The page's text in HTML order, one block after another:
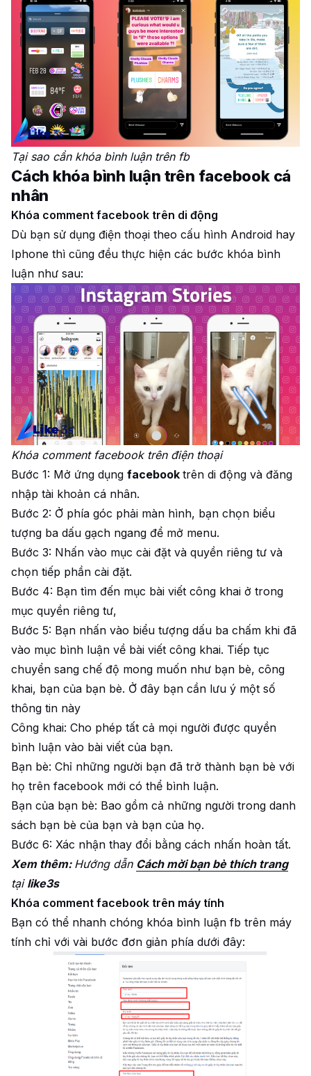
Tại sao cần khóa bình luận trên fb
Cách khóa bình luận trên facebook cá
nhân
Khóa comment facebook trên di động
Dù bạn sử dụng điện thoại theo cấu hình Android hay
Iphone thì cũng đều thực hiện các bước khóa bình
luận như sau:
Khóa comment facebook trên điện thoại
Bước 1: Mở ứng dụng facebook trên di động và đăng
nhập tài khoản cá nhân.
Bước 2: Ở phía góc phải màn hình, bạn chọn biểu
tượng ba dấu gạch ngang để mở menu.
Bước 3: Nhấn vào mục cài đặt và quyền riêng tư và
chọn tiếp phần cài đặt.
Bước 4: Bạn tìm đến mục bài viết công khai ở trong
mục quyền riêng tư,
Bước 5: Bạn nhấn vào biểu tượng dấu ba chấm khi đã
vào mục bình luận về bài viết công khai. Tiếp tục
chuyển sang chế độ mong muốn như bạn bè, công
khai, bạn của bạn bè. Ở đây bạn cần lưu ý một số
thông tin này
Công khai: Cho phép tất cả mọi người được quyền
bình luận vào bài viết của bạn.
Bạn bè: Chỉ những người bạn đã trở thành bạn bè với
họ trên facebook mới có thể bình luận.
Bạn của bạn bè: Bao gồm cả những người trong danh
sách bạn bè của bạn và bạn của họ.
Bước 6: Xác nhận thay đổi bằng cách nhấn hoàn tất.
Xem thêm: Hướng dẫn Cách mời bạn bè thích trang
tại like3s
Khóa comment facebook trên máy tính
Bạn có thể nhanh chóng khóa bình luận fb trên máy
tính chỉ với vài bước đơn giản phía dưới đây: